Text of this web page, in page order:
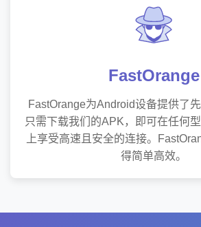
FastOrange
FastOrange为Android设备提供了
只需下载我们的APK，即可在任何
上享受高速且安全的连接。
得简单高效。